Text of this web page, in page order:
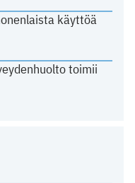
käyttöä
toimii